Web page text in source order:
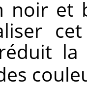
noir et
réduit